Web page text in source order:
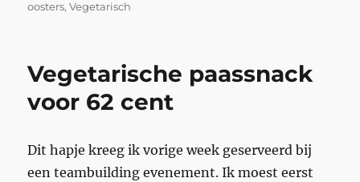
op
oosters,Vegetarisch
Vegetarische paassnack
voor 62 cent
Dit hapje kreeg ik vorige week geserveerd bij
een teambuilding evenement. Ik moest eerst